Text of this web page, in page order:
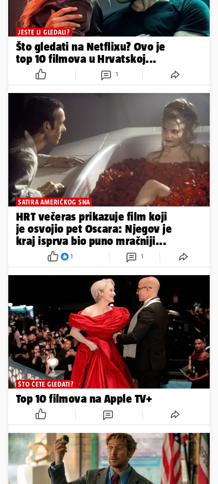
JESTE LI GLEDALI?
Što gledati na Netflixu? Ovo je
top 10 filmova u Hrvatskoj...
1
SATIRA AMERIČKOG SNA
HRT večeras prikazuje film koji
je osvojio pet Oscara: Njegov je
kraj isprva bio puno mračniji...
1 1
ŠTO ĆETE GLEDATI?
Top 10 filmova na Apple TV+